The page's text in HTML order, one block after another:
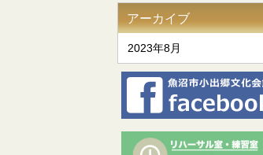
アーカイブ
2023年8月